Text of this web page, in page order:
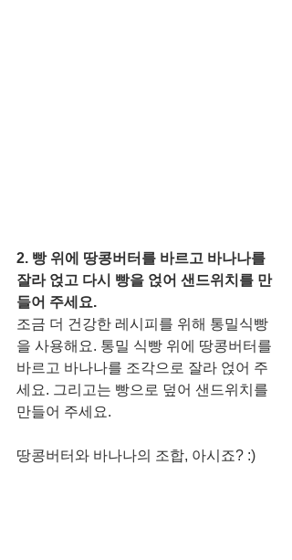
2. 빵 위에 땅콩버터를 바르고 바나나를
잘라 얹고 다시 빵을 얹어 샌드위치를 만
들어 주세요.
조금 더 건강한 레시피를 위해 통밀식빵
을 사용해요. 통밀 식빵 위에 땅콩버터를
바르고 바나나를 조각으로 잘라 얹어 주
세요. 그리고는 빵으로 덮어 샌드위치를
만들어 주세요.
땅콩버터와 바나나의 조합, 아시죠? :)